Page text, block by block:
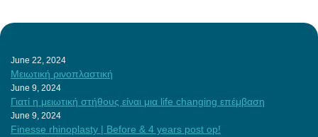
June 22, 2024
Μειωτική ρινοπλαστική
June 9, 2024
Γιατί η μειωτική στήθους είναι μια life changing επέμβαση
June 9, 2024
Finesse rhinoplasty | Before & 4 years post op!